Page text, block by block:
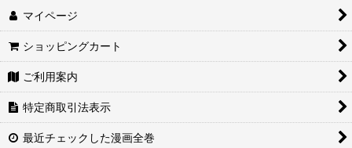
マイページ
ショッピングカート
ご利用案内
特定商取引法表示
最近チェックした漫画全巻